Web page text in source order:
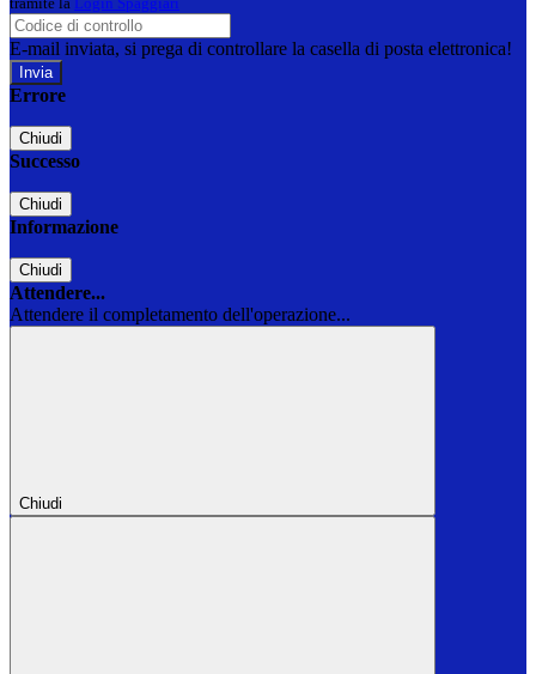
E-mail inviata, si prega di controllare la casella di posta elettronica!
Errore
Chiudi
Successo
Chiudi
Informazione
Chiudi
Attendere...
Attendere il completamento dell'operazione...
Chiudi